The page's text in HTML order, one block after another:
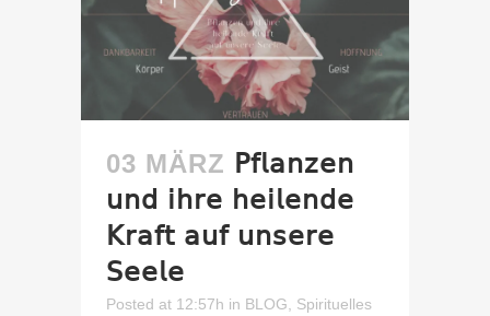
03 MÄRZ 𝖯𝖿𝗅𝖺𝗇𝗓𝖾𝗇
𝗎𝗇𝖽 𝗂𝗁𝗋𝖾 𝗁𝖾𝗂𝗅𝖾𝗇𝖽𝖾
𝖪𝗋𝖺𝖿𝗍 𝖺𝗎𝖿 𝗎𝗇𝗌𝖾𝗋𝖾
𝖲𝖾𝖾𝗅𝖾
Posted at 12:57h in BLOG, Spirituelles